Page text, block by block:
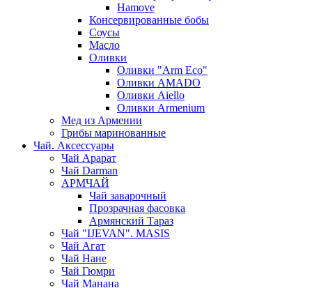
Hamove
Консервированные бобы
Соусы
Масло
Оливки
Оливки "Arm Eco"
Оливки AMADO
Оливки Aiello
Оливки Armenium
Мед из Армении
Грибы маринованные
Чай. Аксессуары
Чай Арарат
Чай Darman
АРМЧАЙ
Чай заварочный
Прозрачная фасовка
Армянский Тараз
Чай "IJEVAN". MASIS
Чай Агат
Чай Нане
Чай Гюмри
Чай Манана